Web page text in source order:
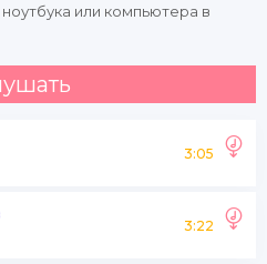
или компьютера в
3:05
3:22